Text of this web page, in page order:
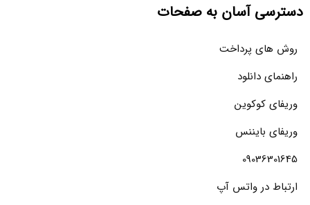
دسترسی آسان به صفحات
روش های پرداخت
راهنمای دانلود
وریفای کوکوین
وریفای بایننس
09036301645
ارتباط در واتس آپ